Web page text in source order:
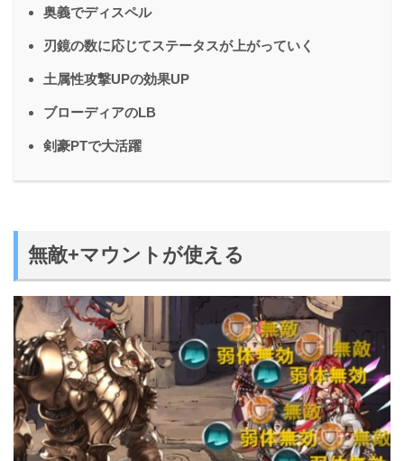
奥義でディスペル
刃鏡の数に応じてステータスが上がっていく
土属性攻撃UPの効果UP
ブローディアのLB
剣豪PTで大活躍
無敵+マウントが使える